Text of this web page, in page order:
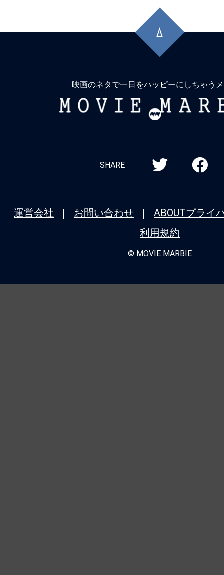
頭
に
映画のネタで一日をハッピーにしちゃう
MOVIE
SHARE
運営会社 お問い合わせ ABOUTプライ
利用規約
© MOVIE MARBIE